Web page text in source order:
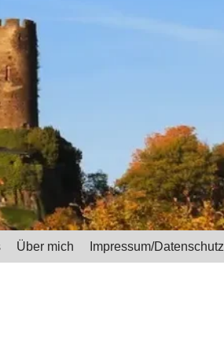
Über mich Impressum/Datenschutz